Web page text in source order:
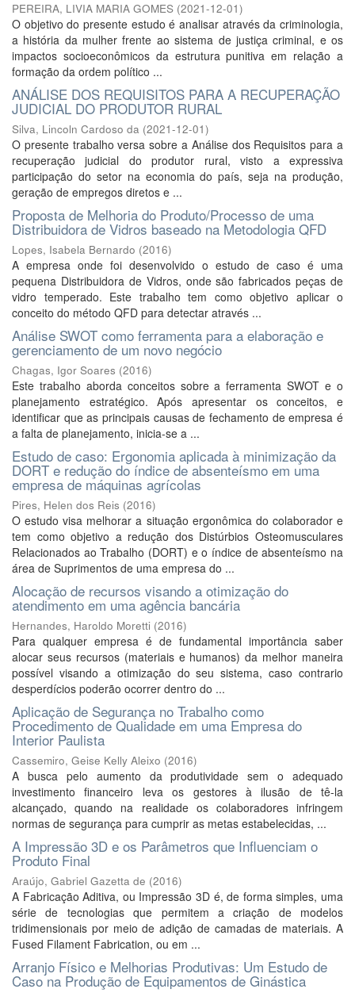
PEREIRA, LIVIA MARIA GOMES (2021-12-01)
O objetivo do presente estudo é analisar através da criminologia,
a história da mulher frente ao sistema de justiça criminal, e os
impactos socioeconômicos da estrutura punitiva em relação a
formação da ordem político ...
ANÁLISE DOS REQUISITOS PARA A RECUPERAÇÃO
JUDICIAL DO PRODUTOR RURAL
Silva, Lincoln Cardoso da (2021-12-01)
O presente trabalho versa sobre a Análise dos Requisitos para a
recuperação judicial do produtor rural, visto a expressiva
participação do setor na economia do país, seja na produção,
geração de empregos diretos e ...
Proposta de Melhoria do Produto/Processo de uma
Distribuidora de Vidros baseado na Metodologia QFD
Lopes, Isabela Bernardo (2016)
A empresa onde foi desenvolvido o estudo de caso é uma
pequena Distribuidora de Vidros, onde são fabricados peças de
vidro temperado. Este trabalho tem como objetivo aplicar o
conceito do método QFD para detectar através ...
Análise SWOT como ferramenta para a elaboração e
gerenciamento de um novo negócio
Chagas, Igor Soares (2016)
Este trabalho aborda conceitos sobre a ferramenta SWOT e o
planejamento estratégico. Após apresentar os conceitos, e
identificar que as principais causas de fechamento de empresa é
a falta de planejamento, inicia-se a ...
Estudo de caso: Ergonomia aplicada à minimização da
DORT e redução do índice de absenteísmo em uma
empresa de máquinas agrícolas
Pires, Helen dos Reis (2016)
O estudo visa melhorar a situação ergonômica do colaborador e
tem como objetivo a redução dos Distúrbios Osteomusculares
Relacionados ao Trabalho (DORT) e o índice de absenteísmo na
área de Suprimentos de uma empresa do ...
Alocação de recursos visando a otimização do
atendimento em uma agência bancária
Hernandes, Haroldo Moretti (2016)
Para qualquer empresa é de fundamental importância saber
alocar seus recursos (materiais e humanos) da melhor maneira
possível visando a otimização do seu sistema, caso contrario
desperdícios poderão ocorrer dentro do ...
Aplicação de Segurança no Trabalho como
Procedimento de Qualidade em uma Empresa do
Interior Paulista
Cassemiro, Geise Kelly Aleixo (2016)
A busca pelo aumento da produtividade sem o adequado
investimento financeiro leva os gestores à ilusão de tê-la
alcançado, quando na realidade os colaboradores infringem
normas de segurança para cumprir as metas estabelecidas, ...
A Impressão 3D e os Parâmetros que Influenciam o
Produto Final
Araújo, Gabriel Gazetta de (2016)
A Fabricação Aditiva, ou Impressão 3D é, de forma simples, uma
série de tecnologias que permitem a criação de modelos
tridimensionais por meio de adição de camadas de materiais. A
Fused Filament Fabrication, ou em ...
Arranjo Físico e Melhorias Produtivas: Um Estudo de
Caso na Produção de Equipamentos de Ginástica